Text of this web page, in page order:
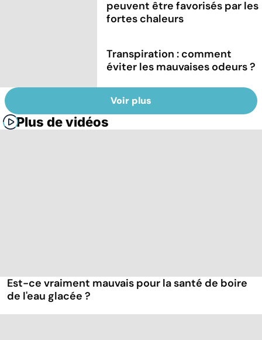
peuvent être favorisés par les
fortes chaleurs
Transpiration : comment
éviter les mauvaises odeurs ?
Voir plus
Plus de vidéos
Est-ce vraiment mauvais pour la santé de boire
de l'eau glacée ?